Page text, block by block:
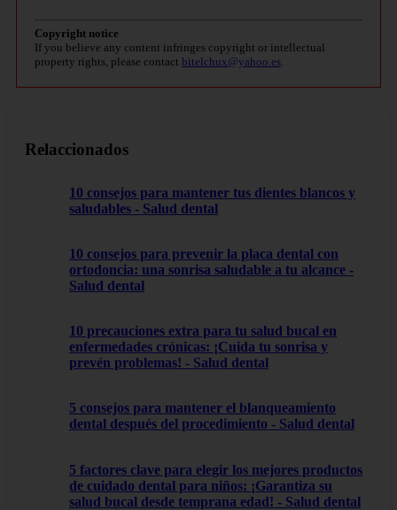
Copyright notice
If you believe any content infringes copyright or intellectual
property rights, please contact bitelchux@yahoo.es.
Relaccionados
10 consejos para mantener tus dientes blancos y
saludables - Salud dental
10 consejos para prevenir la placa dental con
ortodoncia: una sonrisa saludable a tu alcance -
Salud dental
10 precauciones extra para tu salud bucal en
enfermedades crónicas: ¡Cuida tu sonrisa y
prevén problemas! - Salud dental
5 consejos para mantener el blanqueamiento
dental después del procedimiento - Salud dental
5 factores clave para elegir los mejores productos
de cuidado dental para niños: ¡Garantiza su
salud bucal desde temprana edad! - Salud dental